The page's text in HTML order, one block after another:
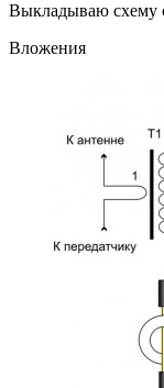
Выкладываю схему
Вложения